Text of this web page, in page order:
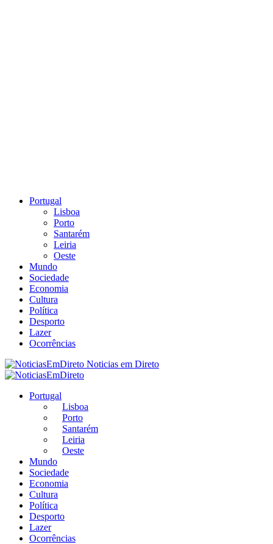
Portugal
Lisboa
Porto
Santarém
Leiria
Oeste
Mundo
Sociedade
Economia
Cultura
Política
Desporto
Lazer
Ocorrências
Noticias em Direto
Portugal
Lisboa
Porto
Santarém
Leiria
Oeste
Mundo
Sociedade
Economia
Cultura
Política
Desporto
Lazer
Ocorrências